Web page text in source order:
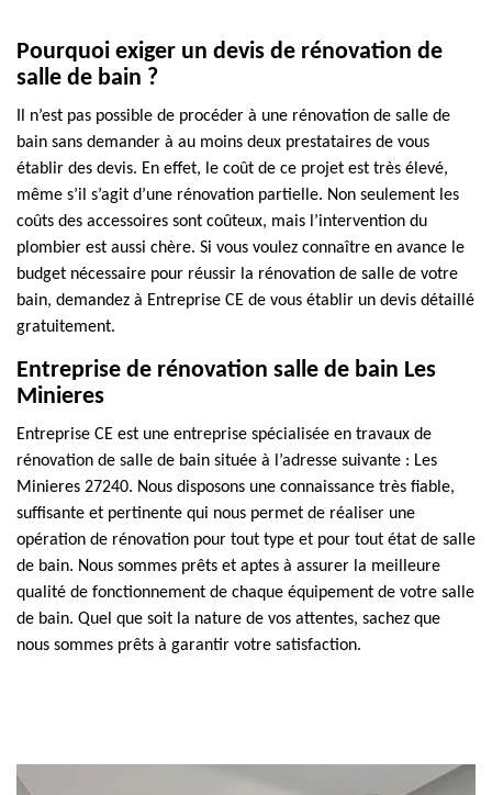
Pourquoi exiger un devis de rénovation de
salle de bain ?
Il n’est pas possible de procéder à une rénovation de salle de
bain sans demander à au moins deux prestataires de vous
établir des devis. En effet, le coût de ce projet est très élevé,
même s’il s’agit d’une rénovation partielle. Non seulement les
coûts des accessoires sont coûteux, mais l’intervention du
plombier est aussi chère. Si vous voulez connaître en avance le
budget nécessaire pour réussir la rénovation de salle de votre
bain, demandez à Entreprise CE de vous établir un devis détaillé
gratuitement.
Entreprise de rénovation salle de bain Les
Minieres
Entreprise CE est une entreprise spécialisée en travaux de
rénovation de salle de bain située à l’adresse suivante : Les
Minieres 27240. Nous disposons une connaissance très fiable,
suffisante et pertinente qui nous permet de réaliser une
opération de rénovation pour tout type et pour tout état de salle
de bain. Nous sommes prêts et aptes à assurer la meilleure
qualité de fonctionnement de chaque équipement de votre salle
de bain. Quel que soit la nature de vos attentes, sachez que
nous sommes prêts à garantir votre satisfaction.